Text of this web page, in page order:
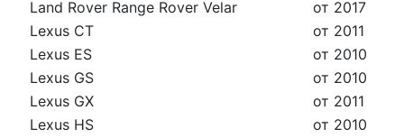
Land Rover Range Rover Velar
от 2017
Lexus CT
от 2011
Lexus ES
от 2010
Lexus GS
от 2010
Lexus GX
от 2011
Lexus HS
от 2010